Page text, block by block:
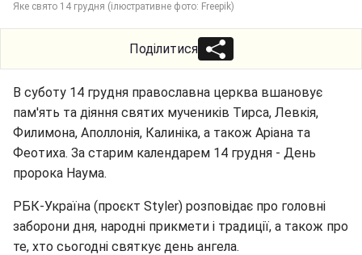
Яке свято 14 грудня (ілюстративне фото: Freepik)
Поділитися
В суботу 14 грудня православна церква вшановує
пам'ять та діяння святих мучеників Тирса, Левкія,
Филимона, Аполлонія, Калиніка, а також Аріана та
Феотиха. За старим календарем 14 грудня - День
пророка Наума.
РБК-Україна (проєкт Styler) розповідає про головні
заборони дня, народні прикмети і традиції, а також про
те, хто сьогодні святкує день ангела.